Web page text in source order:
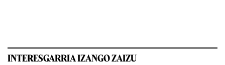
INTERESGARRIA IZANGO ZAIZU